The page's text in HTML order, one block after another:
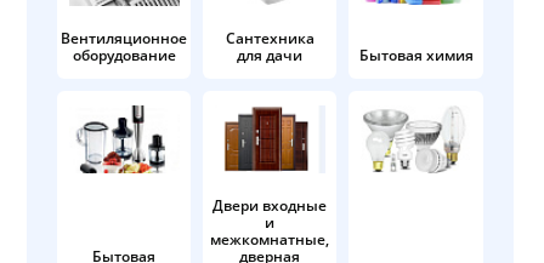
Вентиляционное
оборудование
Сантехника
для дачи
Бытовая химия
Бытовая
Двери входные
и
межкомнатные,
дверная